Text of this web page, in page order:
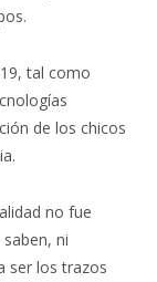
tal como
de los chicos
no fue
ni
ser los trazos